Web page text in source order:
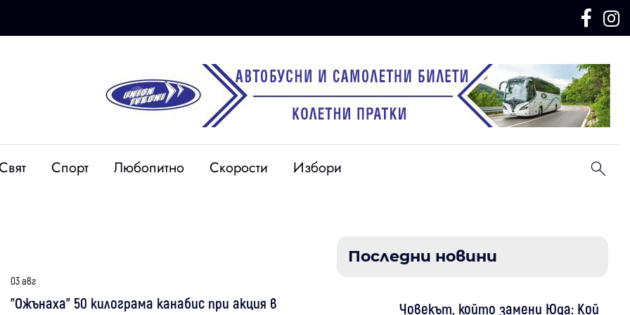
Спорт Любопитно Скорости Избори
03 авг
"Ожънаха" 50 килограма канабис при акция в
Последни новини
Човекът, който замени Юда: Кой